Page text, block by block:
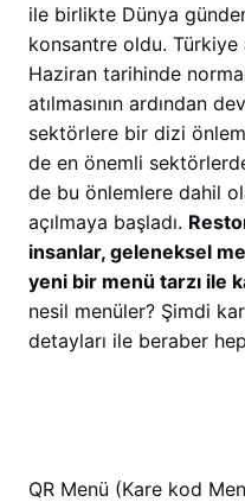
ile birlikte Dünya
konsantre oldu. Türkiye
Haziran tarihinde
atılmasının ardından
sektörlere bir dizi
de en önemli
de bu önlemlere dahil
açılmaya başladı.
insanlar, geleneksel
yeni bir menü tarzı ile
nesil menüler? Şimdi
detayları ile beraber
QR Menü (Kare kod